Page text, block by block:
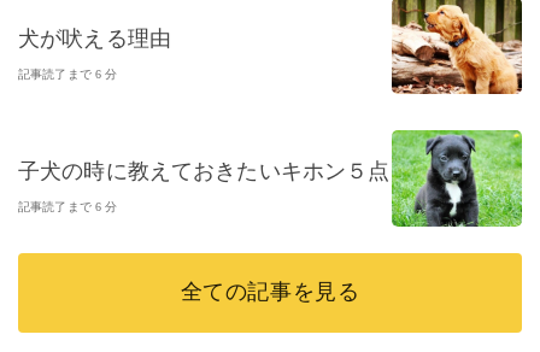
犬が吠える理由
記事読了まで 6 分
子犬の時に教えておきたいキホン５点
記事読了まで 6 分
全ての記事を見る